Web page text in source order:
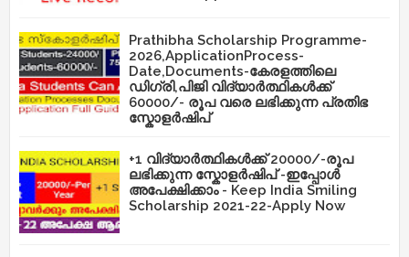
Prathibha Scholarship Programme-
2026,ApplicationProcess-
Date,Documents-കേരളത്തിലെ
ഡിഗ്രി,പിജി വിദ്യാർത്ഥികൾക്ക്
60000/- രൂപ വരെ ലഭിക്കുന്ന പ്രതിഭ
സ്കോളർഷിപ്
+1 വിദ്യാർത്ഥികൾക്ക് 20000/-രൂപ
ലഭിക്കുന്ന സ്കോളർഷിപ് -ഇപ്പോൾ
അപേക്ഷിക്കാം - Keep India Smiling
Scholarship 2021-22-Apply Now